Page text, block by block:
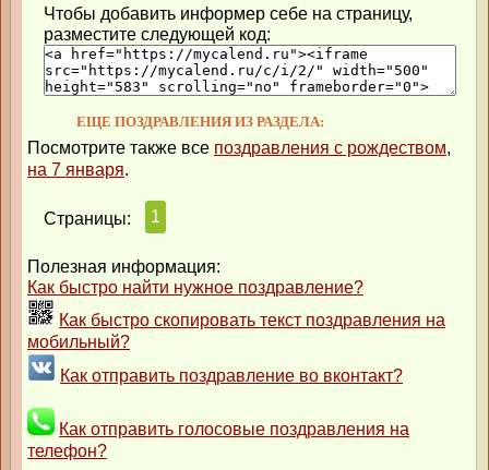
Чтобы добавить информер себе на страницу,
разместите следующей код:
ЕЩЕ ПОЗДРАВЛЕНИЯ ИЗ РАЗДЕЛА:
Посмотрите также все поздравления с рождеством,
на 7 января.
Страницы: 1
Полезная информация:
Как быстро найти нужное поздравление?
Как быстро скопировать текст поздравления на
мобильный?
Как отправить поздравление во вконтакт?
Как отправить голосовые поздравления на
телефон?